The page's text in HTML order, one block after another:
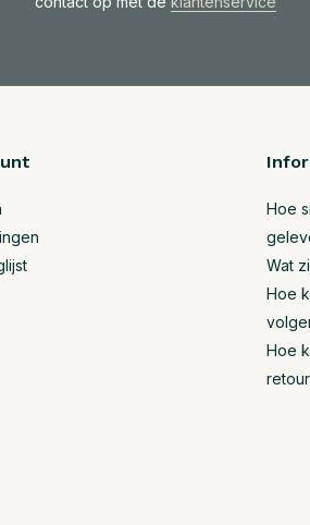
Hoe
Wat
Hoe
Hoe